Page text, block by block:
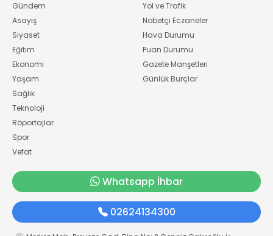
Gündem
Asayiş
Siyaset
Eğitim
Ekonomi
Yaşam
Sağlık
Teknoloji
Röportajlar
Spor
Vefat
Yol ve Trafik
Nöbetçi Eczaneler
Hava Durumu
Puan Durumu
Gazete Manşetleri
Günlük Burçlar
Whatsapp İhbar
02624134300